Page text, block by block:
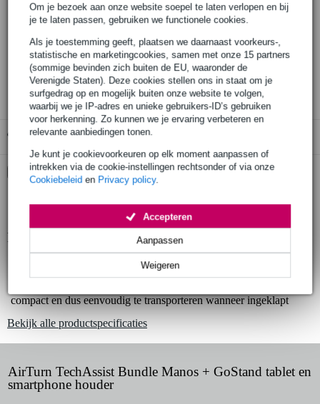
Om je bezoek aan onze website soepel te laten verlopen en bij
je te laten passen, gebruiken we functionele cookies.
Als je toestemming geeft, plaatsen we daarnaast voorkeurs-,
statistische en marketingcookies, samen met onze 15 partners
(sommige bevinden zich buiten de EU, waaronder de
Verenigde Staten). Deze cookies stellen ons in staat om je
surfgedrag op en mogelijk buiten onze website te volgen,
waarbij we je IP-adres en unieke gebruikers-ID’s gebruiken
voor herkenning. Zo kunnen we je ervaring verbeteren en
relevante aanbiedingen tonen.
Je kunt je cookievoorkeuren op elk moment aanpassen of
intrekken via de cookie-instellingen rechtsonder of via onze
Cookiebeleid en Privacy policy.
Weigeren
Aanpassen
Accepteren
30 dagen 'niet goed geld terug' garantie
3 jaar Bax Music garantie
Gratis ophalen in de winkel
Kies nu voor 2 jaar extra Bax Music garantie en meer
voordelen
€ 5,45 eenmalig
Productinformatie
smartphone- en tablet-houder
360° rotatie mogelijk en van alle zijden goed te bekijken
compact en dus eenvoudig te transporteren wanneer ingeklapt
Bekijk alle productspecificaties
AirTurn TechAssist Bundle Manos + GoStand tablet en
smartphone houder